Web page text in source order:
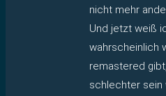
nicht mehr
Und jetzt weiß
wahrscheinlich
remastered
schlechter sein